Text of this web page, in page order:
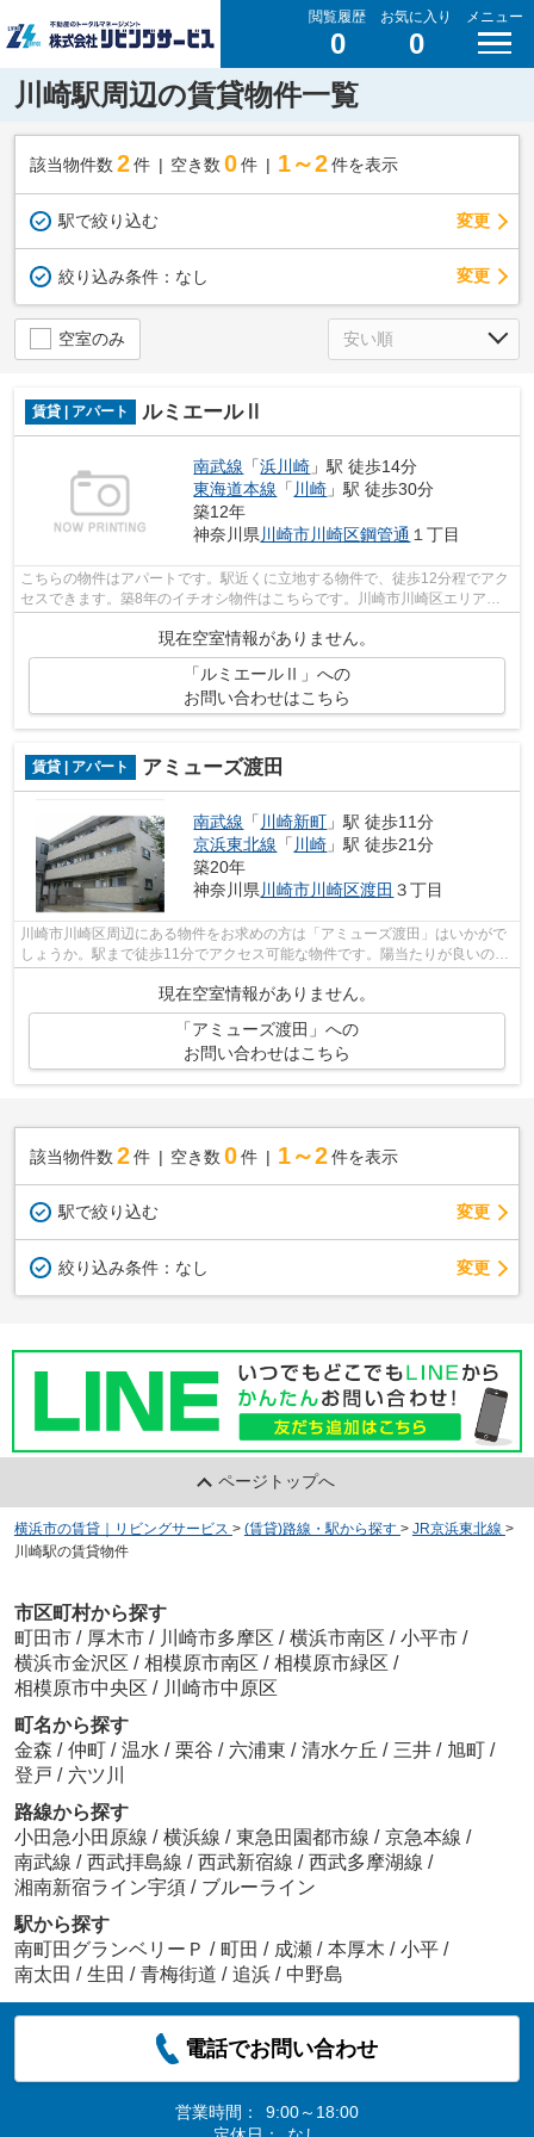
閲覧履歴
0
お気に入り
0
メニュー
川崎駅周辺の賃貸物件一覧
該当物件数 2件 空き数 0 件 1～2 件を表示
駅で絞り込む 変更
絞り込み条件： なし 変更
空室のみ
賃貸 | アパート ルミエールⅡ
南武線 「浜川崎 」駅 徒歩14分
東海道本線 「 川崎 」駅 徒歩30分
築12年
神奈川県川崎市川崎区鋼管通 １丁目
こちらの物件はアパートです。駅近くに立地する物件で、徒歩12分程でアク
セスできます。築8年のイチオシ物件はこちらです。川崎市川崎区エリアに
現在空室情報がありません。
「ルミエールⅡ」への
お問い合わせはこちら
賃貸 | アパート アミューズ渡田
南武線 「 川崎新町 」駅 徒歩11分
京浜東北線 「 川崎 」駅 徒歩21分
築20年
神奈川県 川崎市川崎区渡田 ３丁目
川崎市川崎区周辺にある物件をお求めの方は「アミューズ渡田」はいかがで
しょうか。駅まで徒歩11分でアクセス可能な物件です。陽当たりが良いの
現在空室情報がありません。
「アミューズ渡田」への
お問い合わせはこちら
該当物件数 2件 空き数 0 件 1～2 件を表示
駅で絞り込む 変更
絞り込み条件： なし 変更
ページトップへ
横浜市の賃貸｜リビングサービス > (賃貸)路線・駅から探す > JR京浜東北線 >
川崎駅の賃貸物件
市区町村から探す
町田市 / 厚木市 / 川崎市多摩区 / 横浜市南区 / 小平市 /
横浜市金沢区 / 相模原市南区 / 相模原市緑区 /
相模原市中央区 / 川崎市中原区
町名から探す
金森 / 仲町 / 温水 / 栗谷 / 六浦東 / 清水ケ丘 / 三井 / 旭町 /
登戸 / 六ツ川
路線から探す
小田急小田原線 / 横浜線 / 東急田園都市線 / 京急本線 /
南武線 / 西武拝島線 / 西武新宿線 / 西武多摩湖線 /
湘南新宿ライン宇須 / ブルーライン
駅から探す
南町田グランベリーＰ / 町田 / 成瀬 / 本厚木 / 小平 /
南太田 / 生田 / 青梅街道 / 追浜 / 中野島
電話でお問い合わせ
営業時間：
9:00～18:00